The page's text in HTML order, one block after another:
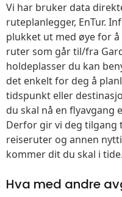
Vi har bruker data
ruteplanlegger, EnTur.
plukket ut med øye for
ruter som går til/fra
holdeplasser du kan
det enkelt for deg å
tidspunkt eller
du skal nå en flyavgang
Derfor gir vi deg tilgang
reiseruter og annen
kommer dit du skal i tide.
Hva med andre